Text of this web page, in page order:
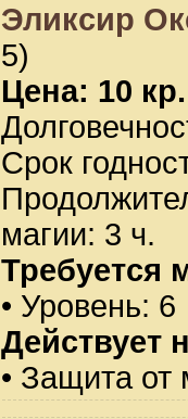
Эликсир
5)
Цена: 10 кр.
Срок
магии: 3 ч.
Требуется
• Уровень: 6
Действует
• Защита от